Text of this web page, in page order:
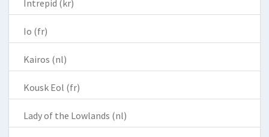
Intrepid (kr)
Io (fr)
Kairos (nl)
Kousk Eol (fr)
Lady of the Lowlands (nl)